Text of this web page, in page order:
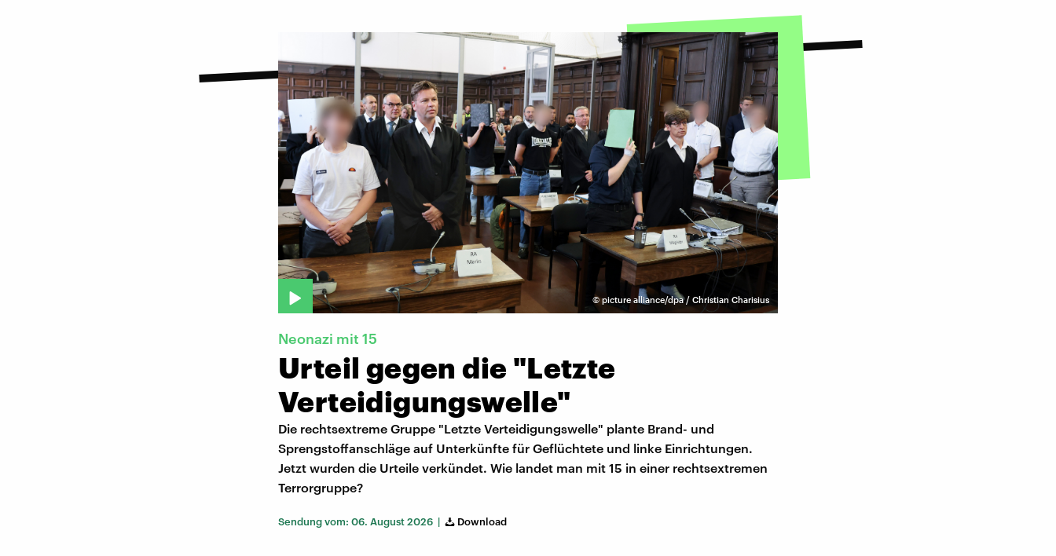
©picture alliance/dpa / Christian Charisius
Neonazi mit 15
Urteil gegen die "Letzte
Verteidigungswelle"
Die rechtsextreme Gruppe "Letzte Verteidigungswelle" plante Brand- und
Sprengstoffanschläge auf Unterkünfte für Geflüchtete und linke Einrichtungen.
Jetzt wurden die Urteile verkündet. Wie landet man mit 15 in einer rechtsextremen
Terrorgruppe?
Sendung vom: 06. August 2026 | Download